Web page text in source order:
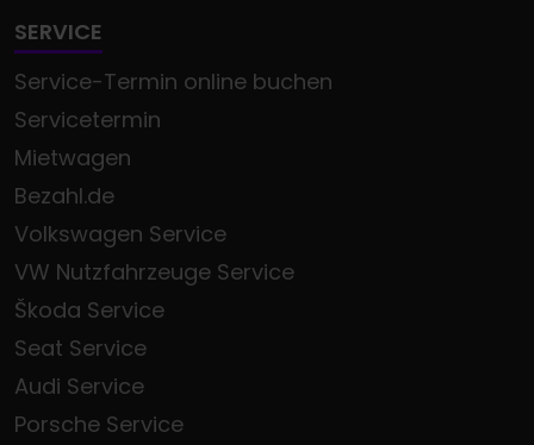
SERVICE
Service-Termin online buchen
Servicetermin
Mietwagen
Bezahl.de
Volkswagen Service
VW Nutzfahrzeuge Service
Škoda Service
Seat Service
Audi Service
Porsche Service